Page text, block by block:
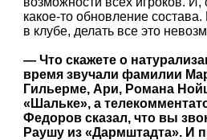
какое-то обновление
в клубе, делать все это
— Что скажете о
время звучали фамилии
Гильерме, Ари, Романа
«Шальке», а
Федоров сказал, что вы
Раушу из «Дармштадта». И